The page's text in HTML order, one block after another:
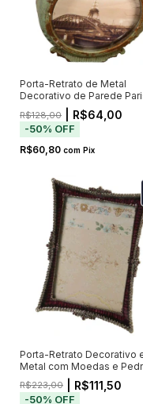
Porta-Retrato de Metal
Decorativo de Parede
R$128,00 | R$64,00
-50% OFF
R$60,80 com Pix
Porta-Retrato Decorativo
Metal com Moedas e
R$223,00 | R$111,50
-50% OFF